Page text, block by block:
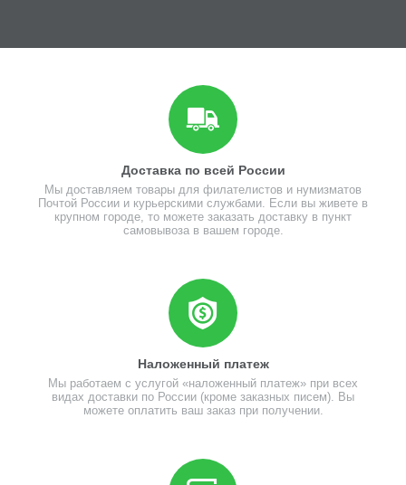
Доставка по всей России
Мы доставляем товары для филателистов и нумизматов
Почтой России и курьерскими службами. Если вы живете в
крупном городе, то можете заказать доставку в пункт
самовывоза в вашем городе.
Наложенный платеж
Мы работаем с услугой «наложенный платеж» при всех
видах доставки по России (кроме заказных писем). Вы
можете оплатить ваш заказ при получении.